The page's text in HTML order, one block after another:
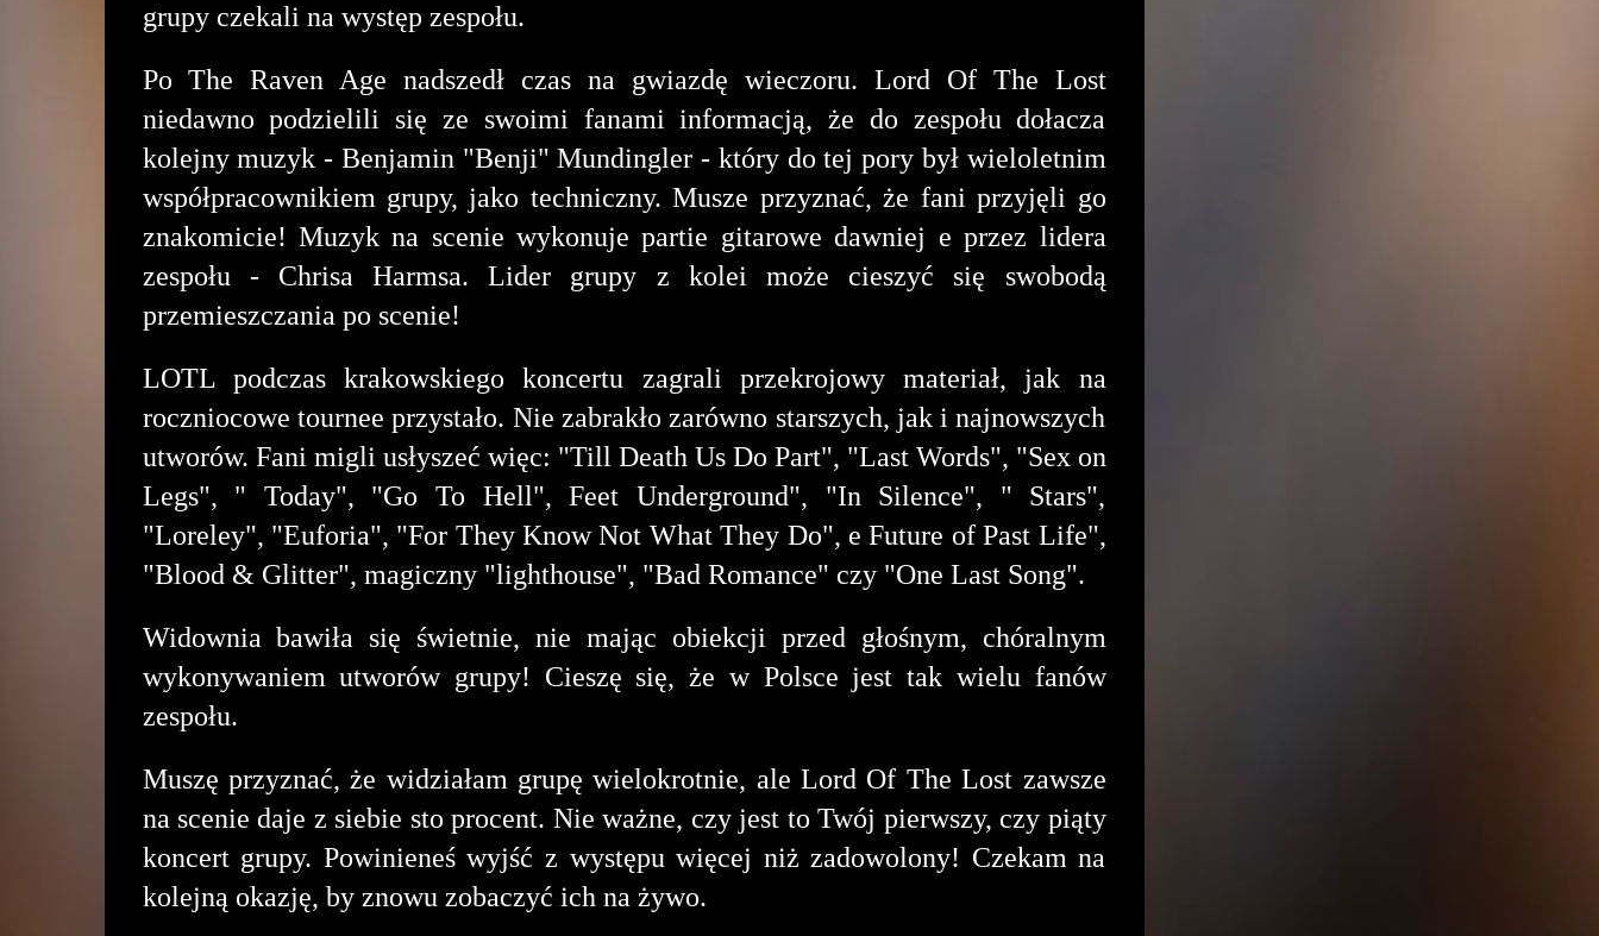
grupy czekali na występ zespołu.
Po The Raven Age nadszedł czas na gwiazdę wieczoru. Lord Of The Lost
niedawno podzielili się ze swoimi fanami informacją, że do zespołu dołacza
kolejny muzyk - Benjamin "Benji" Mundingler - który do tej pory był wieloletnim
współpracownikiem grupy, jako techniczny. Musze przyznać, że fani przyjęli go
znakomicie! Muzyk na scenie wykonuje partie gitarowe dawniej e przez lidera
zespołu - Chrisa Harmsa. Lider grupy z kolei może cieszyć się swobodą
przemieszczania po scenie!
LOTL podczas krakowskiego koncertu zagrali przekrojowy materiał, jak na
roczniocowe tournee przystało. Nie zabrakło zarówno starszych, jak i najnowszych
utworów. Fani migli usłyszeć więc: "Till Death Us Do Part", "Last Words", "Sex on
Legs", " Today", "Go To Hell", Feet Underground", "In Silence", " Stars",
"Loreley", "Euforia", "For They Know Not What They Do", e Future of Past Life",
"Blood & Glitter", magiczny "lighthouse", "Bad Romance" czy "One Last Song".
Widownia bawiła się świetnie, nie mając obiekcji przed głośnym, chóralnym
wykonywaniem utworów grupy! Cieszę się, że w Polsce jest tak wielu fanów
zespołu.
Muszę przyznać, że widziałam grupę wielokrotnie, ale Lord Of The Lost zawsze
na scenie daje z siebie sto procent. Nie ważne, czy jest to Twój pierwszy, czy piąty
koncert grupy. Powinieneś wyjść z występu więcej niż zadowolony! Czekam na
kolejną okazję, by znowu zobaczyć ich na żywo.